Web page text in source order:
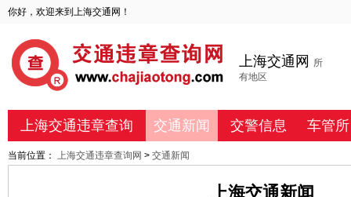
你好，欢迎来到上海交通网！
上海交通网
所
有地区
上海交通违章查询 交通新闻 交警信息 车管所
当前位置： 上海交通违章查询网 > 交通新闻
上海交通新闻